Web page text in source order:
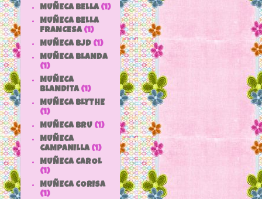
MUÑECA BELLA (1)
MUÑECA BELLA
FRANCESA (1)
MUÑECA BJD (1)
MUÑECA BLANDA
(1)
MUÑECA
BLANDITA (1)
MUÑECA BLYTHE
(1)
MUÑECA BRU (1)
MUÑECA
CAMPANILLA (1)
MUÑECA CAROL
(1)
MUÑECA CORISA
(1)